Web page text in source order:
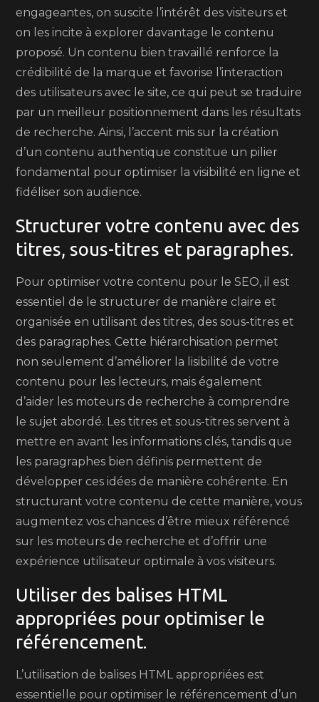
engageantes, on suscite l’intérêt des visiteurs et
on les incite à explorer davantage le contenu
proposé. Un contenu bien travaillé renforce la
crédibilité de la marque et favorise l’interaction
des utilisateurs avec le site, ce qui peut se traduire
par un meilleur positionnement dans les résultats
de recherche. Ainsi, l’accent mis sur la création
d’un contenu authentique constitue un pilier
fondamental pour optimiser la visibilité en ligne et
fidéliser son audience.
Structurer votre contenu avec des
titres, sous-titres et paragraphes.
Pour optimiser votre contenu pour le SEO, il est
essentiel de le structurer de manière claire et
organisée en utilisant des titres, des sous-titres et
des paragraphes. Cette hiérarchisation permet
non seulement d’améliorer la lisibilité de votre
contenu pour les lecteurs, mais également
d’aider les moteurs de recherche à comprendre
le sujet abordé. Les titres et sous-titres servent à
mettre en avant les informations clés, tandis que
les paragraphes bien définis permettent de
développer ces idées de manière cohérente. En
structurant votre contenu de cette manière, vous
augmentez vos chances d’être mieux référencé
sur les moteurs de recherche et d’offrir une
expérience utilisateur optimale à vos visiteurs.
Utiliser des balises HTML
appropriées pour optimiser le
référencement.
L’utilisation de balises HTML appropriées est
essentielle pour optimiser le référencement d’un